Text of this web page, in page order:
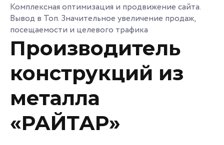
Комплексная оптимизация и продвижение сайта.
Вывод в Топ. Значительное увеличение продаж,
посещаемости и целевого трафика
Производитель
конструкций из
металла
«РАЙТАР»